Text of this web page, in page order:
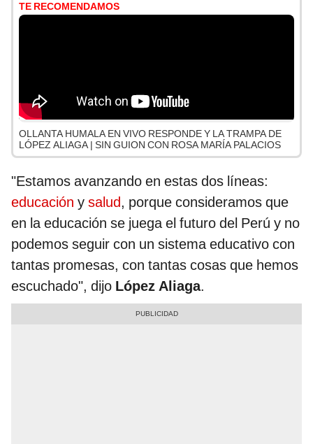
TE RECOMENDAMOS
OLLANTA HUMALA EN VIVO RESPONDE Y LA TRAMPA DE
LÓPEZ ALIAGA | SIN GUION CON ROSA MARÍA PALACIOS
"Estamos avanzando en estas dos líneas:
educación y salud, porque consideramos que
en la educación se juega el futuro del Perú y no
podemos seguir con un sistema educativo con
tantas promesas, con tantas cosas que hemos
escuchado", dijo López Aliaga.